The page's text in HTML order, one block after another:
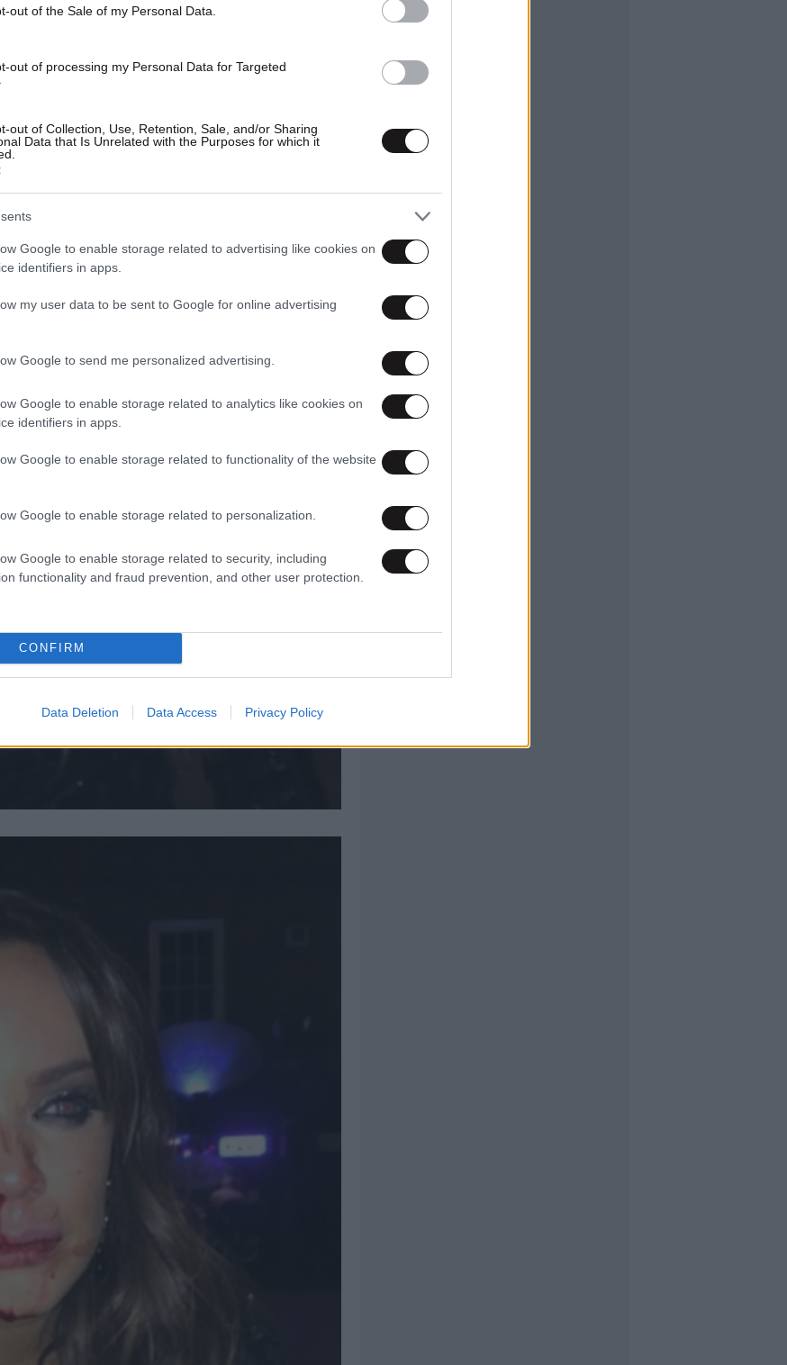
out of the Sale of my Personal Data.
out of processing my Personal Data for Targeted
out of Collection, Use, Retention, Sale, and/or Sharing
Data that Is Unrelated with the Purposes for which it
Google to enable storage related to advertising like cookies on
identifiers in apps.
my user data to be sent to Google for online advertising
Google to send me personalized advertising.
Google to enable storage related to analytics like cookies on
identifiers in apps.
Google to enable storage related to functionality of the website
Google to enable storage related to personalization.
Google to enable storage related to security, including
functionality and fraud prevention, and other user protection.
CONFIRM
Data Deletion Data Access Privacy Policy